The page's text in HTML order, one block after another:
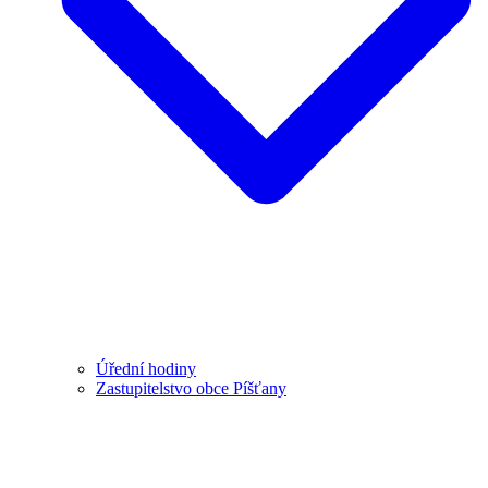
Úřední hodiny
Zastupitelstvo obce Píšťany